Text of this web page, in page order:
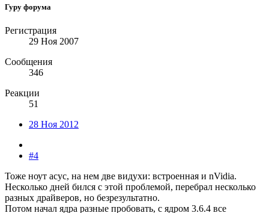
Гуру форума
Регистрация
29 Ноя 2007
Сообщения
346
Реакции
51
28 Ноя 2012
#4
Тоже ноут асус, на нем две видухи: встроенная и nVidia.
Несколько дней бился с этой проблемой, перебрал несколько
разных драйверов, но безрезультатно.
Потом начал ядра разные пробовать, с ядром 3.6.4 все